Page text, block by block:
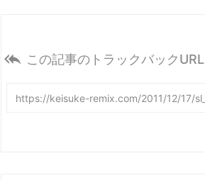
 この記事のトラックバックURL